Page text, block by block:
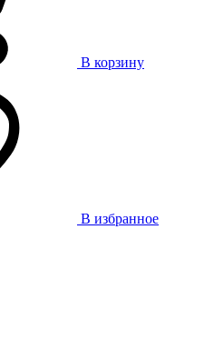
В корзину
В избранное